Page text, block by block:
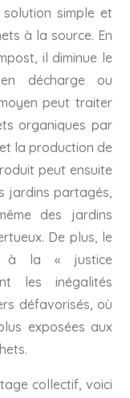
simple et
à la source. En
il diminue le
décharge ou
peut traiter
organiques par
la production de
peut ensuite
jardins partagés,
des jardins
De plus, le
à la « justice
les inégalités
défavorisés, où
exposées aux
collectif, voici